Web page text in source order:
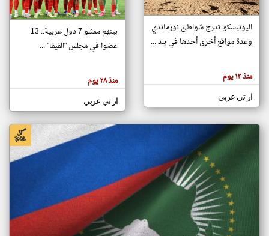
تغيير الدولة
اخبار جزر القمر على مدار الساعة
أهم اخبار جزر القمر العاجلة والمباشرة
هنا عن
وجهة
كاتبيها.
اليونيسكو تدرج شواطئ نورماندي
وعدة مواقع أخرى أحدها في بلد ...
منذ ١٣ يوم
ار تي عربي
بينهم ممثلو 7 دول عربية.. 13
عضوا في مجلس "الفيفا" ...
منذ ٢٨ يوم
ار تي عربي
klyoum.com